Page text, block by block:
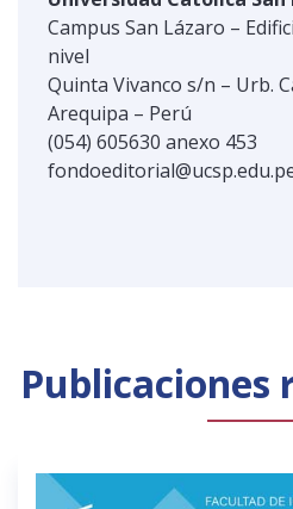
Campus San Lázaro –
nivel
Quinta Vivanco s/n – Urb.
Arequipa – Perú
(054) 605630 anexo 453
Publicaciones